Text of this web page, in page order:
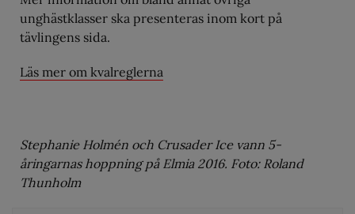
unghästklasser ska presenteras inom kort på
tävlingens sida.
Läs mer om kvalreglerna
Stephanie Holmén och Crusader Ice vann 5-
åringarnas hoppning på Elmia 2016. Foto: Roland
Thunholm